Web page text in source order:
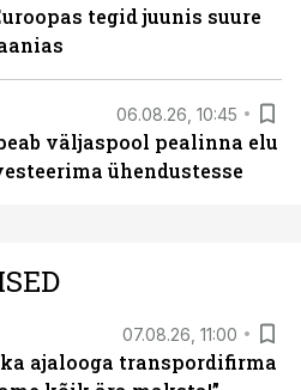
tegid juunis suure
06.08.26, 10:45
väljaspool pealinna elu
ühendustesse
07.08.26, 11:00
ajalooga transpordifirma